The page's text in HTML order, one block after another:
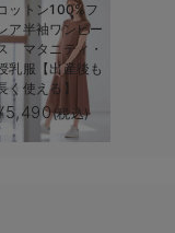
ットン100%フ
ア半袖ワンピー
マタニティ・
乳服【出産後も
く使える】
(税込)